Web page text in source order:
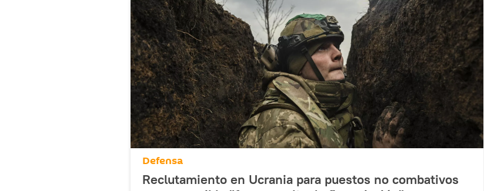
Defensa
Reclutamiento en Ucrania para puestos no combativos